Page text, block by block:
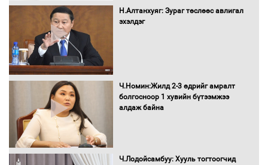
орчныг бүрдүүллээ
баримт
Н.Алтанхуяг: Зураг төслөөс авлигал
эхэлдэг
Ч.Номин:Жилд 2-3 өдрийг амралт
болгосноор 1 хувийн бүтээмжээ
алдаж байна
Ч.Лодойсамбуу: Хууль тогтоогчид